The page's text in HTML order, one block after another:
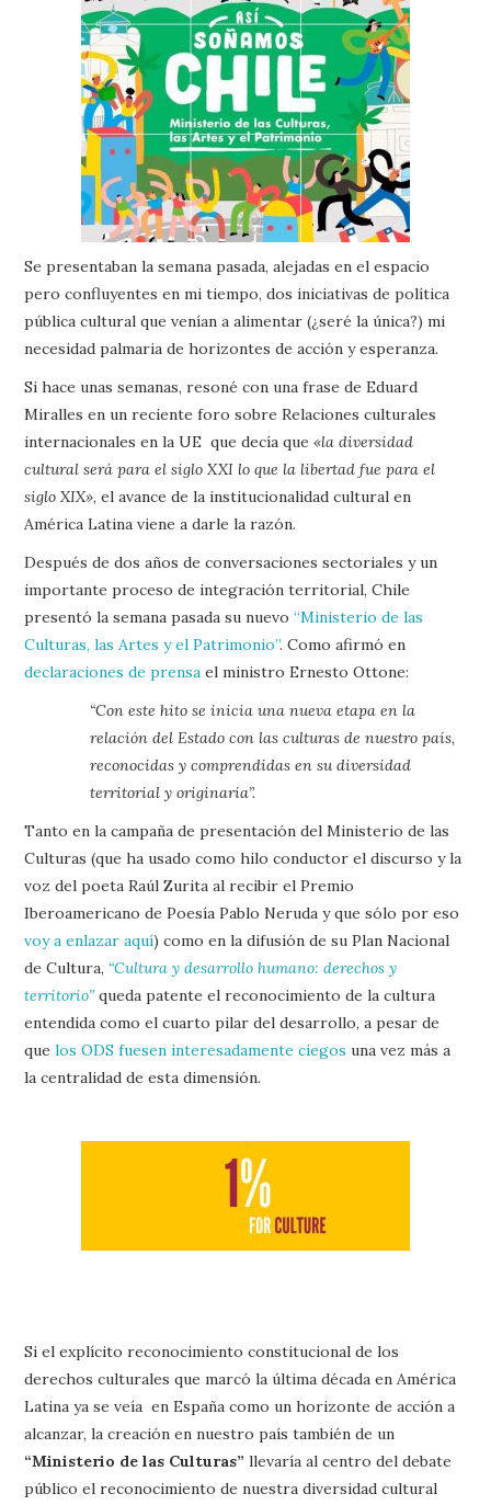
Se presentaban la semana pasada, alejadas en el espacio
pero confluyentes en mi tiempo, dos iniciativas de política
pública cultural que venían a alimentar (¿seré la única?) mi
necesidad palmaria de horizontes de acción y esperanza.
Si hace unas semanas, resoné con una frase de Eduard
Miralles en un reciente foro sobre Relaciones culturales
internacionales en la UE que decía que«la diversidad
cultural será para el siglo XXI lo que la libertad fue para el
siglo XIX», el avance de la institucionalidad cultural en
América Latina viene a darle la razón.
Después de dos años de conversaciones sectoriales y un
importante proceso de integración territorial, Chile
presentó la semana pasada su nuevo“Ministerio de las
Culturas, las Artes y el Patrimonio”. Como afirmó en
declaraciones de prensa el ministro Ernesto Ottone:
“Con este hito se inicia una nueva etapa en la
relación del Estado con las culturas de nuestro país,
reconocidas y comprendidas en su diversidad
territorial y originaria”.
Tanto en la campaña de presentación del Ministerio de las
Culturas (que ha usado como hilo conductor el discurso y la
voz del poeta Raúl Zurita al recibir el Premio
Iberoamericano de Poesía Pablo Neruda y que sólo por eso
voy a enlazar aquí) como en la difusión de su Plan Nacional
de Cultura, “Cultura y desarrollo humano: derechos y
territorio” queda patente el reconocimiento de la cultura
entendida como el cuarto pilar del desarrollo, a pesar de
quelos ODS fuesen interesadamente ciegos una vez más a
la centralidad de esta dimensión.
Si el explícito reconocimiento constitucional de los
derechos culturales que marcó la última década en América
Latina ya se veía en España como un horizonte de acción a
alcanzar, la creación en nuestro país también de un
“Ministerio de las Culturas” llevaría al centro del debate
público el reconocimiento de nuestra diversidad cultural